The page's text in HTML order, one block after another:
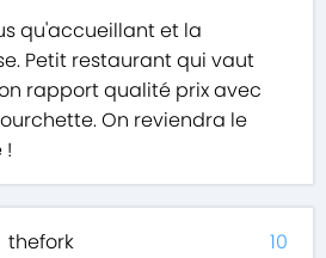
qu'accueillant et la
Petit restaurant qui vaut
rapport qualité prix avec
On reviendra le
!
thefork 10